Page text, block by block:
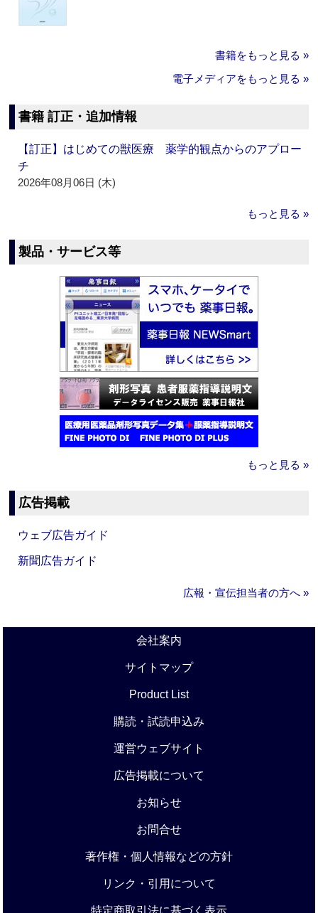
書籍をもっと見る »
電子メディアをもっと見る »
書籍 訂正・追加情報
【訂正】はじめての獣医療 薬学的観点からのアプロー
チ
2026年08月06日 (木)
もっと見る »
製品・サービス等
もっと見る »
広告掲載
ウェブ広告ガイド
新聞広告ガイド
広報・宣伝担当者の方へ »
会社案内
サイトマップ
Product List
購読・試読申込み
運営ウェブサイト
広告掲載について
お知らせ
お問合せ
著作権・個人情報などの方針
リンク・引用について